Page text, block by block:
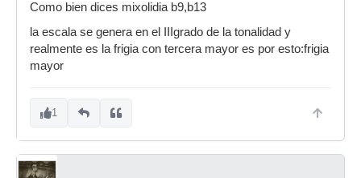
Como bien dices mixolidia b9,b13
la escala se genera en el IIIgrado de la tonalidad y
realmente es la frigia con tercera mayor es por esto:frigia
mayor
1